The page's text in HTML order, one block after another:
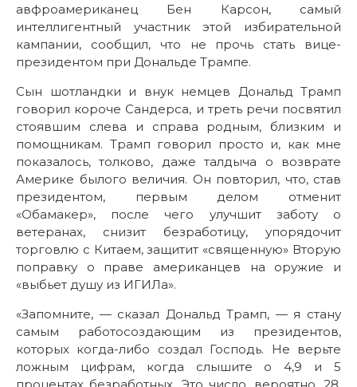
авфроамериканец Бен Карсон, самый
интеллигентный участник этой избирательной
кампании, сообщил, что не прочь стать вице-
президентом при Дональде Трампе.
Сын шотландки и внук немцев Дональд Трамп
говорил короче Сандерса, и треть речи посвятил
стоявшим слева и справа родным, близким и
помощникам. Трамп говорил просто и, как мне
показалось, толково, даже талдыча о возврате
Америке былого величия. Он повторил, что, став
президентом, первым делом отменит
«Обамакер», после чего улучшит заботу о
ветеранах, снизит безработицу, упорядочит
торговлю с Китаем, защитит «священную» Вторую
поправку о праве американцев на оружие и
«выбьет душу из ИГИЛа».
«Запомните, — сказал Дональд Трамп, — я стану
самым работосоздающим из президентов,
которых когда-либо создал Господь. Не верьте
ложным цифрам, когда слышите о 4,9 и 5
процентах безработных. Это число, вероятно, 28,